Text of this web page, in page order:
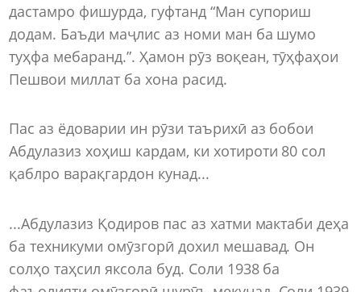
дастамро фишурда, гуфтанд “Ман супориш
додам. Баъди маҷлис аз номи ман ба шумо
туҳфа мебаранд.”. Ҳамон рӯз воқеан, тӯҳфаҳои
Пешвои миллат ба хона расид.
Пас аз ёдоварии ин рӯзи таърихӣ аз бобои
Абдулазиз хоҳиш кардам, ки хотироти 80 сол
қаблро варақгардон кунад...
...Абдулазиз Қодиров пас аз хатми мактаби деҳа
ба техникуми омӯзгорӣ дохил мешавад. Он
солҳо таҳсил яксола буд. Соли 1938 ба